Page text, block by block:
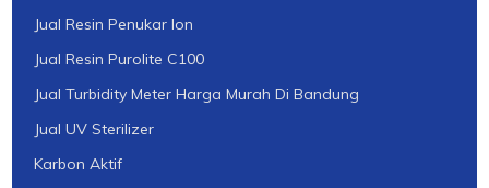
Jual Resin Penukar Ion
Jual Resin Purolite C100
Jual Turbidity Meter Harga Murah Di Bandung
Jual UV Sterilizer
Karbon Aktif